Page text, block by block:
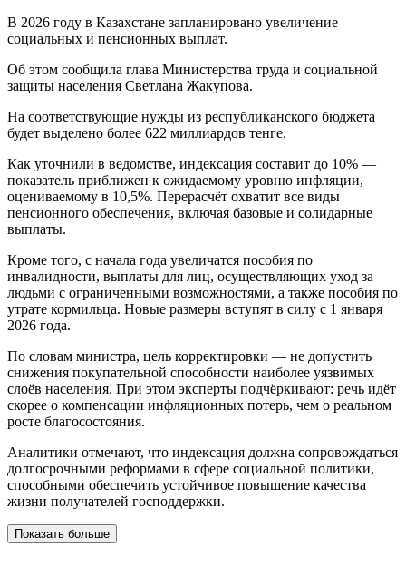
В 2026 году в Казахстане запланировано увеличение
социальных и пенсионных выплат.
Об этом сообщила глава Министерства труда и социальной
защиты населения Светлана Жакупова.
На соответствующие нужды из республиканского бюджета
будет выделено более 622 миллиардов тенге.
Как уточнили в ведомстве, индексация составит до 10% —
показатель приближен к ожидаемому уровню инфляции,
оцениваемому в 10,5%. Перерасчёт охватит все виды
пенсионного обеспечения, включая базовые и солидарные
выплаты.
Кроме того, с начала года увеличатся пособия по
инвалидности, выплаты для лиц, осуществляющих уход за
людьми с ограниченными возможностями, а также пособия по
утрате кормильца. Новые размеры вступят в силу с 1 января
2026 года.
По словам министра, цель корректировки — не допустить
снижения покупательной способности наиболее уязвимых
слоёв населения. При этом эксперты подчёркивают: речь идёт
скорее о компенсации инфляционных потерь, чем о реальном
росте благосостояния.
Аналитики отмечают, что индексация должна сопровождаться
долгосрочными реформами в сфере социальной политики,
способными обеспечить устойчивое повышение качества
жизни получателей господдержки.
Показать больше